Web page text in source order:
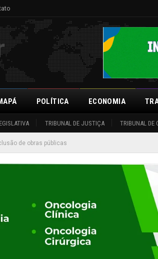
TRIBUNAL DE JUSTIÇA TRIBUNAL DE
POLÍTICA ECONOMIA
de obras públicas